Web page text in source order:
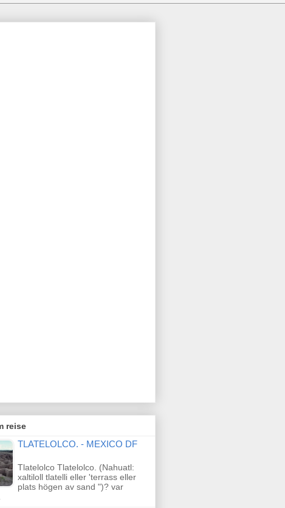
reise
TLATELOLCO. - MEXICO DF
Tlatelolco Tlatelolco. (Nahuatl:
xaltiloll tlatelli eller 'terrass eller
plats högen av sand ")? var